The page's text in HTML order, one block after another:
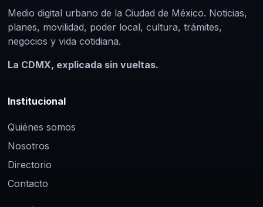
Medio digital urbano de la Ciudad de México. Noticias,
planes, movilidad, poder local, cultura, trámites,
negocios y vida cotidiana.
La CDMX, explicada sin vueltas.
Institucional
Quiénes somos
Nosotros
Directorio
Contacto